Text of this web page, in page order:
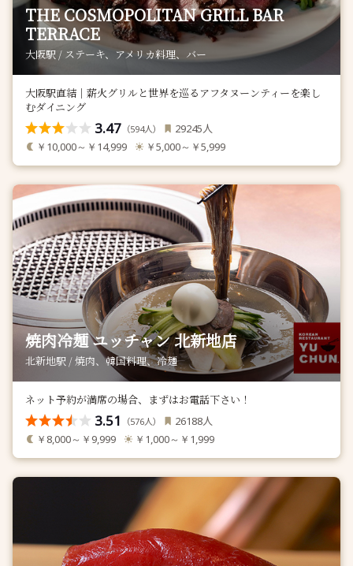
THE COSMOPOLITAN GRILL BAR
TERRACE
大阪駅 / ステーキ、アメリカ料理、バー
大阪駅直結｜薪火グリルと世界を巡るアフタヌーンティーを楽し
むダイニング
3.47 （594人） 29245人
￥10,000～￥14,999 ￥5,000～￥5,999
焼肉冷麺 ユッチャン 北新地店
北新地駅 / 焼肉、韓国料理、冷麺
ネット予約が満席の場合、まずはお電話下さい！
3.51 （576人） 26188人
￥8,000～￥9,999 ￥1,000～￥1,999